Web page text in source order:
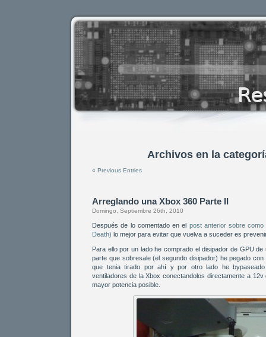
Archivos en la
« Previous Entries
Arreglando una Xbox 360 Parte II
Domingo, Septiembre 26th, 2010
Después de lo comentado en el post anterior sobre
Death) lo mejor para evitar que vuelva a suceder es
Para ello por un lado he comprado el disipador de GPU
parte que sobresale (el segundo disipador) he pegado
que tenia tirado por ahí y por otro lado he
ventiladores de la Xbox conectandolos directamente a
mayor potencia posible.